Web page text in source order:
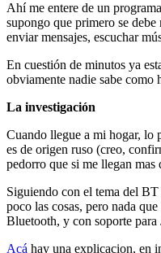
Ahí me entere de un
supongo que primero se
enviar mensajes, escuchar
En cuestión de minutos ya
obviamente nadie sabe como
La investigación
Cuando llegue a mi hogar,
es de origen ruso (creo,
pedorro que si me llegan mas
Siguiendo con el tema del
poco las cosas, pero nada
Bluetooth, y con soporte para
Acá hay una explicacion, en